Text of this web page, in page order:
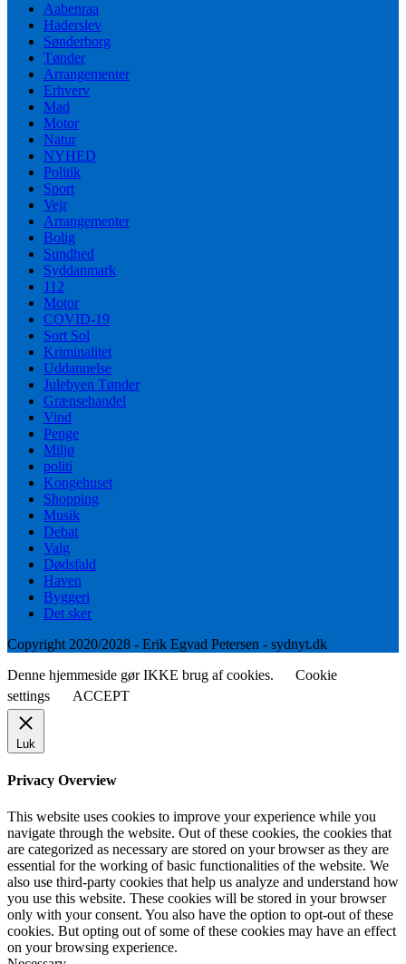
Aabenraa
Haderslev
Sønderborg
Tønder
Arrangementer
Erhverv
Mad
Motor
Natur
NYHED
Politik
Sport
Vejr
Arrangementer
Bolig
Sundhed
Syddanmark
112
Motor
COVID-19
Sort Sol
Kriminalitet
Uddannelse
Julebyen Tønder
Grænsehandel
Vind
Penge
Miljø
politi
Kongehuset
Shopping
Musik
Debat
Valg
Dødsfald
Haven
Byggeri
Det sker
Copyright 2020/2028 - Erik Egvad Petersen - sydnyt.dk
Denne hjemmeside gør IKKE brug af cookies.
Cookie
settings
ACCEPT
Luk
Privacy Overview
This website uses cookies to improve your experience while you
navigate through the website. Out of these cookies, the cookies that
are categorized as necessary are stored on your browser as they are
essential for the working of basic functionalities of the website. We
also use third-party cookies that help us analyze and understand how
you use this website. These cookies will be stored in your browser
only with your consent. You also have the option to opt-out of these
cookies. But opting out of some of these cookies may have an effect
on your browsing experience.